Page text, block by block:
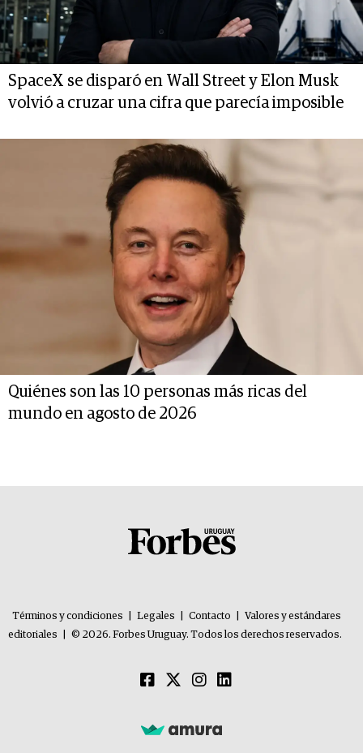
SpaceX se disparó en Wall Street y Elon Musk
volvió a cruzar una cifra que parecía imposible
Quiénes son las 10 personas más ricas del
mundo en agosto de 2026
Términos y condiciones Legales Contacto
Valores y estándares
editoriales
© 2026. Forbes Uruguay. Todos los derechos reservados.